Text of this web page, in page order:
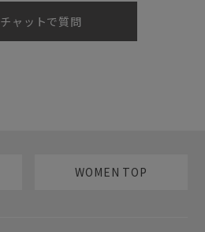
チャットで質問
WOMEN TOP